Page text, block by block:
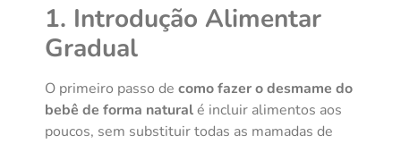
1. Introdução Alimentar
Gradual
O primeiro passo de como fazer o desmame do
bebê de forma naturalé incluir alimentos aos
poucos, sem substituir todas as mamadas de